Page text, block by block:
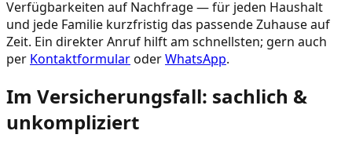
Verfügbarkeiten auf Nachfrage — für jeden Haushalt
und jede Familie kurzfristig das passende Zuhause auf
Zeit. Ein direkter Anruf hilft am schnellsten; gern auch
per KontaktformularoderWhatsApp.
Im Versicherungsfall: sachlich &
unkompliziert